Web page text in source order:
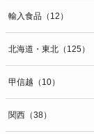
輸入食品（12）
北海道・東北（125）
甲信越（10）
関西（38）